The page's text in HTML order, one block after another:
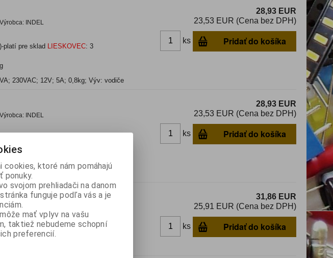
Výrobca: INDEL
platí pre sklad LIESKOVEC: 3
230VAC; 12V; 5A; 0,8kg; Výv: vodiče
28,93 EUR
23,53 EUR (Cena bez DPH)
ks Pridať do košíka
Výrobca: INDEL
230VAC; 24V; 2,5A; Výv: vodiče
28,93 EUR
23,53 EUR (Cena bez DPH)
ks Pridať do košíka
Výrobca:
platí pre skladLIESKOVEC
31,86 EUR
25,91 EUR (Cena bez DPH)
ks Pridať do košíka
cookies, ktoré nám pomáhajú
ponuky.
svojom prehliadači na danom
funguje podľa vás a je
mať vplyv na vašu
taktiež nebudeme schopní
preferencií.